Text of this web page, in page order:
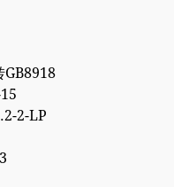
GB8918
2-LP